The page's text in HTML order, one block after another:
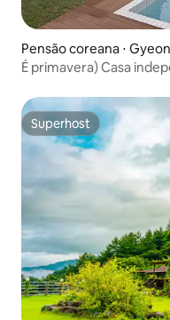
Pensão coreana ⋅
É primavera) Casa
em grão Han River
Gyeongsan.
Superhost
Superhost